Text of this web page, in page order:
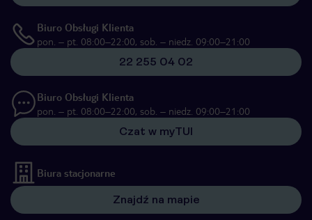
Biuro Obsługi Klienta
pon. – pt. 08:00–22:00, sob. – niedz. 09:00–21:00
22 255 04 02
Biuro Obsługi Klienta
pon. – pt. 08:00–22:00, sob. – niedz. 09:00–21:00
Czat w myTUI
Biura stacjonarne
Znajdź na mapie